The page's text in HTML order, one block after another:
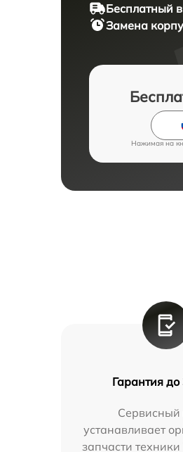
Бесплатный
Замена
Нажимая на
Гарантия до
Сервисный
устанавливает
запчасти